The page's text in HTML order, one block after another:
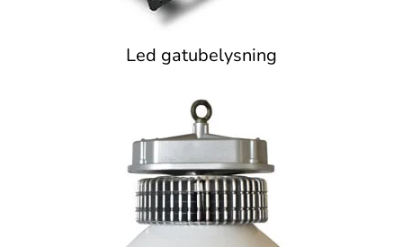
Led gatubelysning